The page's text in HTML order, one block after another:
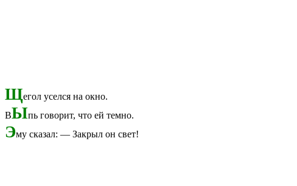
Щегол уселся на окно.
ВЫпь говорит, что ей темно.
Эму сказал: — Закрыл он свет!